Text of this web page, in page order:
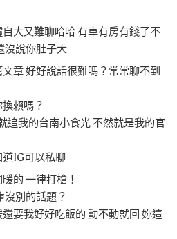
大又難聊哈哈 有車有房有錢了不
沒說你肚子大
章 好好說話很難嗎？常常聊不到
賴嗎？
追我的台南小食光 不然就是我的官
IG可以私聊
的 一律打槍！
沒別的話題？
要我好好吃飯的 動不動就回 妳這